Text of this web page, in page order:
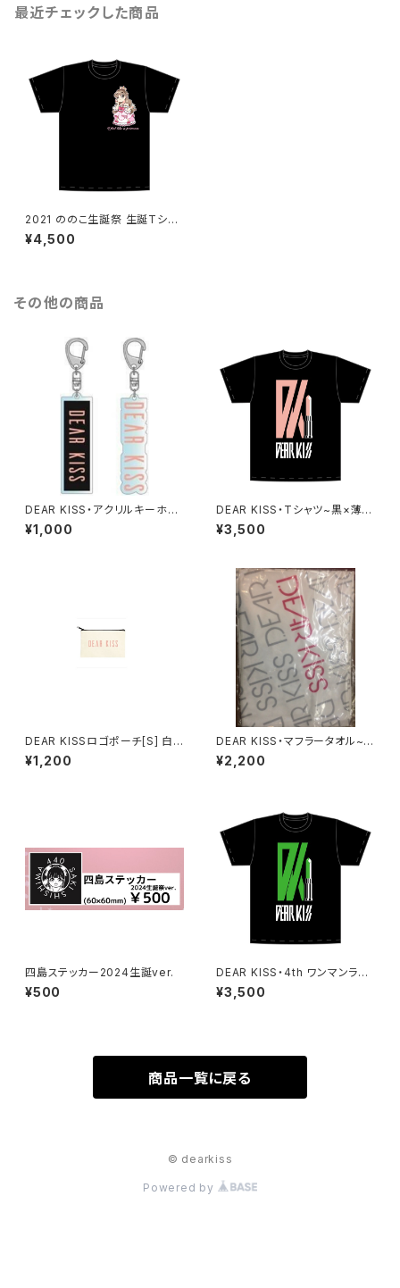
最近チェックした商品
2021 ののこ生誕祭 生誕Tシャ
ツ
¥4,500
その他の商品
DEAR KISS・アクリルキーホル
ダー
¥1,000
DEAR KISS・Tシャツ~黒×薄ピ
ンク~
¥3,500
DEAR KISSロゴポーチ[S] 白・
黒
¥1,200
DEAR KISS・マフラータオル~
白~
¥2,200
四島ステッカー2024生誕ver.
¥500
DEAR KISS・4th ワンマンライ
ブTシャツ
¥3,500
商品一覧に戻る
© dearkiss
Powered by